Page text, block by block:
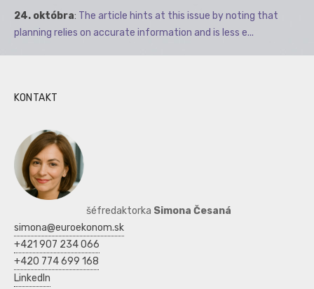
24. októbra: The article hints at this issue by noting that
planning relies on accurate information and is less e...
KONTAKT
šéfredaktorka Simona Česaná
simona@euroekonom.sk
+421 907 234 066
+420 774 699 168
LinkedIn